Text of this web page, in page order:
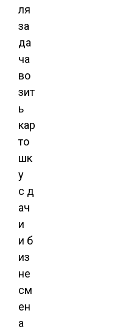
ля
за
да
ча
во
зит
ь
кар
то
шк
у
с д
ач
и
и б
из
не
см
ен
а